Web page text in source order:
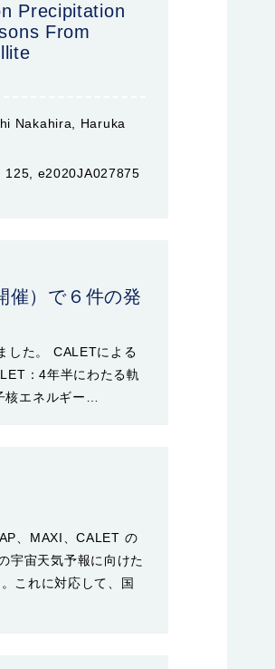
Precipitation
From
Nakahira, Haruka
e2020JA027875
催）で６件の発
した。 CALETによる
：4年半にわたる軌
核エネルギー…
、MAXI、CALET の
宇宙天気予報に向けた
これに対応して、国